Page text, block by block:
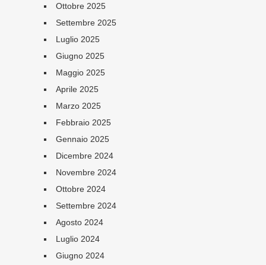
Ottobre 2025
Settembre 2025
Luglio 2025
Giugno 2025
Maggio 2025
Aprile 2025
Marzo 2025
Febbraio 2025
Gennaio 2025
Dicembre 2024
Novembre 2024
Ottobre 2024
Settembre 2024
Agosto 2024
Luglio 2024
Giugno 2024